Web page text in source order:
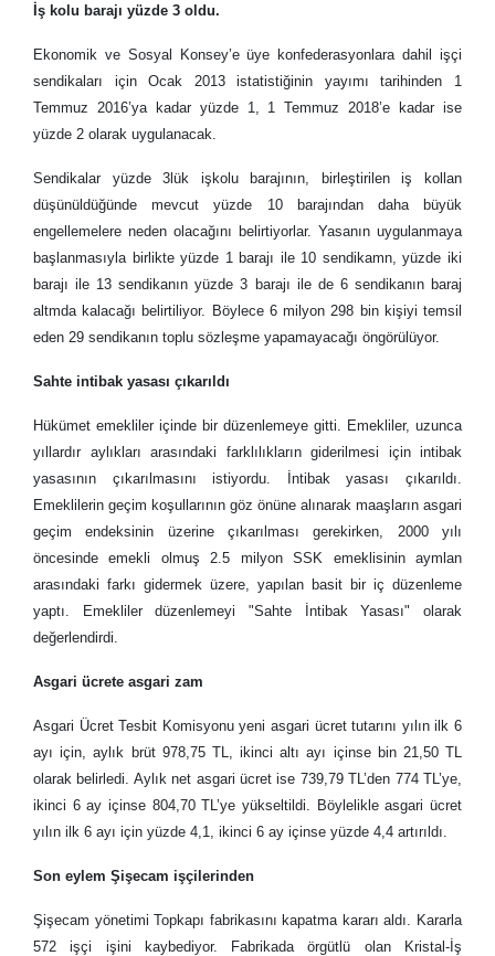
İş kolu barajı yüzde 3 oldu.
Ekonomik ve Sosyal Konsey’e üye konfederasyonlara dahil işçi
sendikaları için Ocak 2013 istatistiğinin yayımı tarihinden 1
Temmuz 2016’ya kadar yüzde 1, 1 Temmuz 2018’e kadar ise
yüzde 2 olarak uygulanacak.
Sendikalar yüzde 3lük işkolu barajının, birleştirilen iş kollan
düşünüldüğünde mevcut yüzde 10 barajından daha büyük
engellemelere neden olacağını belirtiyorlar. Yasanın uygulanmaya
başlanmasıyla birlikte yüzde 1 barajı ile 10 sendikamn, yüzde iki
barajı ile 13 sendikanın yüzde 3 barajı ile de 6 sendikanın baraj
altmda kalacağı belirtiliyor. Böylece 6 milyon 298 bin kişiyi temsil
eden 29 sendikanın toplu sözleşme yapamayacağı öngörülüyor.
Sahte intibak yasası çıkarıldı
Hükümet emekliler içinde bir düzenlemeye gitti. Emekliler, uzunca
yıllardır aylıkları arasındaki farklılıkların giderilmesi için intibak
yasasının çıkarılmasını istiyordu. İntibak yasası çıkarıldı.
Emeklilerin geçim koşullarının göz önüne alınarak maaşların asgari
geçim endeksinin üzerine çıkarılması gerekirken, 2000 yılı
öncesinde emekli olmuş 2.5 milyon SSK emeklisinin aymlan
arasındaki farkı gidermek üzere, yapılan basit bir iç düzenleme
yaptı. Emekliler düzenlemeyi "Sahte İntibak Yasası" olarak
değerlendirdi.
Asgari ücrete asgari zam
Asgari Ücret Tesbit Komisyonu yeni asgari ücret tutarını yılın ilk 6
ayı için, aylık brüt 978,75 TL, ikinci altı ayı içinse bin 21,50 TL
olarak belirledi. Aylık net asgari ücret ise 739,79 TL’den 774 TL’ye,
ikinci 6 ay içinse 804,70 TL’ye yükseltildi. Böylelikle asgari ücret
yılın ilk 6 ayı için yüzde 4,1, ikinci 6 ay içinse yüzde 4,4 artırıldı.
Son eylem Şişecam işçilerinden
Şişecam yönetimi Topkapı fabrikasını kapatma kararı aldı. Kararla
572 işçi işini kaybediyor. Fabrikada örgütlü olan Kristal-İş